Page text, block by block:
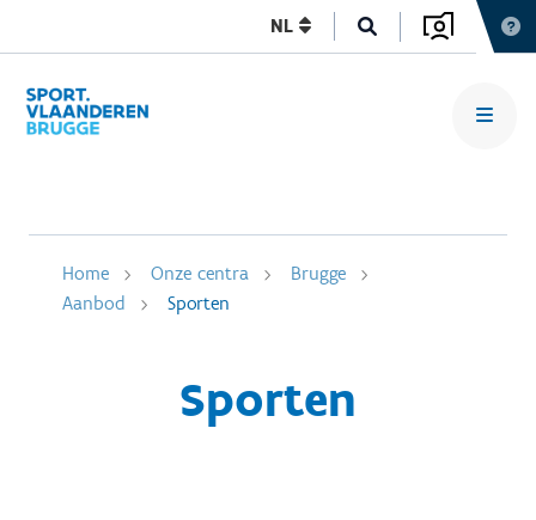
NL
Home Onze centra
Brugge
Aanbod
Sporten
Sporten